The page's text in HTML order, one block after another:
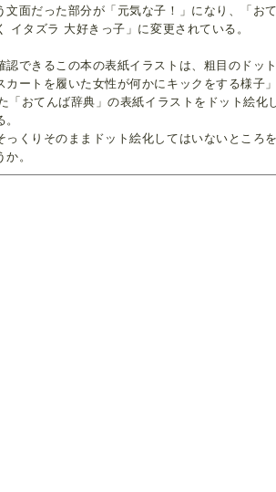
文面だった部分が「元気な子！」になり、「お
イタズラ 大好きっ子」に変更されている。
認できるこの本の表紙イラストは、粗目のドッ
ートを履いた女性が何かにキックをする様子」
「おてんば辞典」の表紙イラストをドット絵化
っくりそのままドット絵化してはいないところ
。